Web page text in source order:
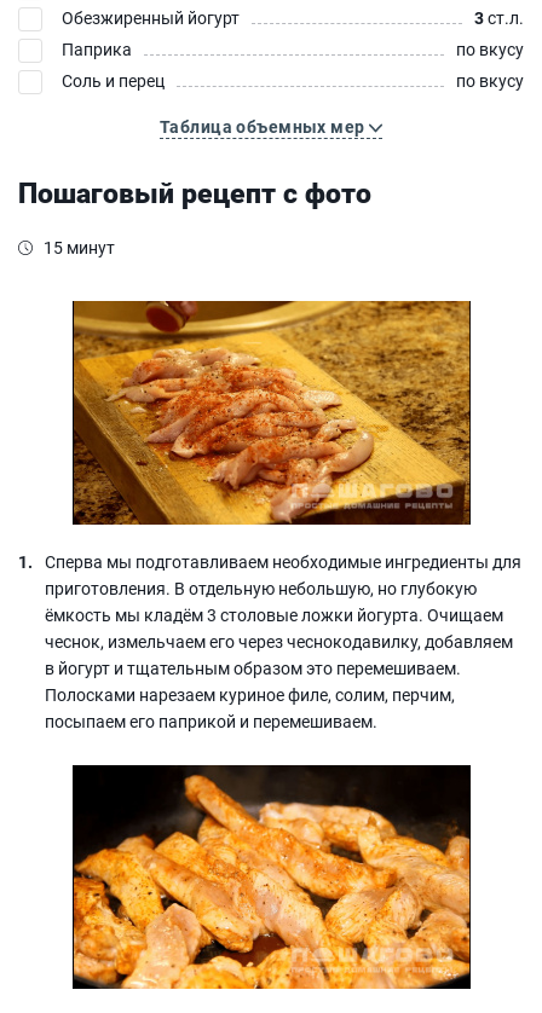
Обезжиренный йогурт
3ст.л.
Паприка
по вкусу
Соль и перец
по вкусу
Таблица объемных мер
Пошаговый рецепт с фото
15 минут
Сперва мы подготавливаем необходимые ингредиенты для
приготовления. В отдельную небольшую, но глубокую
ёмкость мы кладём 3 столовые ложки йогурта. Очищаем
чеснок, измельчаем его через чеснокодавилку, добавляем
в йогурт и тщательным образом это перемешиваем.
Полосками нарезаем куриное филе, солим, перчим,
посыпаем его паприкой и перемешиваем.